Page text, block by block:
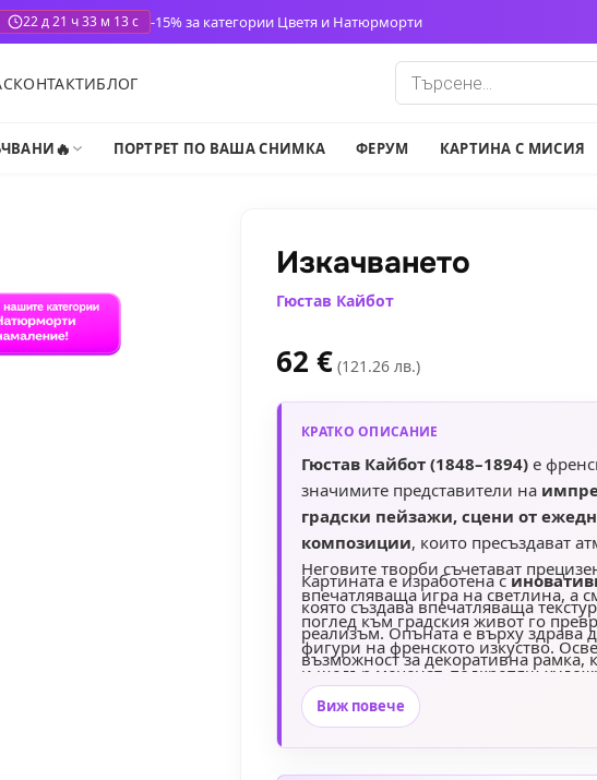
22 д 21 ч 33 м 11 с -15% за категории Цветя и Натюрморти
КОНТАКТИБЛОГ
Products
search
🔥 ПОРТРЕТ ПО ВАША СНИМКА ФЕРУМ КАРТИНА С МИСИЯ
Изкачването
Гюстав Кайбот
62 € (121.26 лв.)
КРАТКО ОПИСАНИЕ
Гюстав Кайбот (1848–1894) е
значимите представители на
градски пейзажи, сцени от
композиции, които пресъздават
Неговите творби съчетават
впечатляваща игра на светлина, а
поглед към градския живот го
фигури на френското изкуство.
и щедър меценат, подкрепящ
Пиер-Огюст Реноар, с което
популяризирането на
Картината е изработена с
която създава впечатляваща
реализъм. Опъната е върху здрава
възможност за декоративна рамка,
елегантност и художествена
окачване и е отличен избор за
Виж повече